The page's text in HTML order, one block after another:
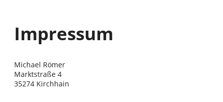
Impressum
Michael Römer
Marktstraße 4
35274 Kirchhain